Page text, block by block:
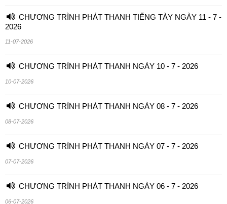
CHƯƠNG TRÌNH PHÁT THANH TIẾNG TÀY NGÀY 11 - 7 -
2026
11-07-2026
CHƯƠNG TRÌNH PHÁT THANH NGÀY 10 - 7 - 2026
10-07-2026
CHƯƠNG TRÌNH PHÁT THANH NGÀY 08 - 7 - 2026
08-07-2026
CHƯƠNG TRÌNH PHÁT THANH NGÀY 07 - 7 - 2026
07-07-2026
CHƯƠNG TRÌNH PHÁT THANH NGÀY 06 - 7 - 2026
06-07-2026